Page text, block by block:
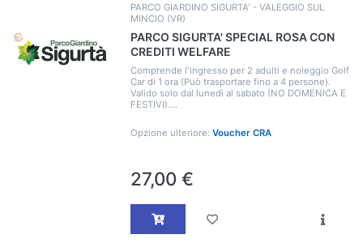
PARCO GIARDINO SIGURTA' - VALEGGIO SUL
MINCIO (VR)
PARCO SIGURTA' SPECIAL ROSA CON
CREDITI WELFARE
Comprende l'ingresso per 2 adulti e noleggio Golf
Car di 1 ora (Può trasportare fino a 4 persone).
Valido solo dal lunedì al sabato (NO DOMENICA E
FESTIVI)....
Opzione ulteriore: Voucher CRA
27,00 €